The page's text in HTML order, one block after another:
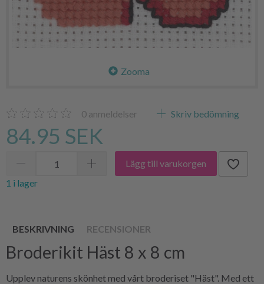
Zooma
0 anmeldelser Skriv bedömning
84.95 SEK
Lägg till varukorgen
1 i lager
BESKRIVNING RECENSIONER
Broderikit Häst 8 x 8 cm
Upplev naturens skönhet med vårt broderiset "Häst". Med ett